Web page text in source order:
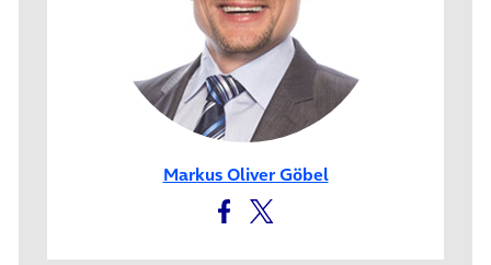
Markus Oliver Göbel